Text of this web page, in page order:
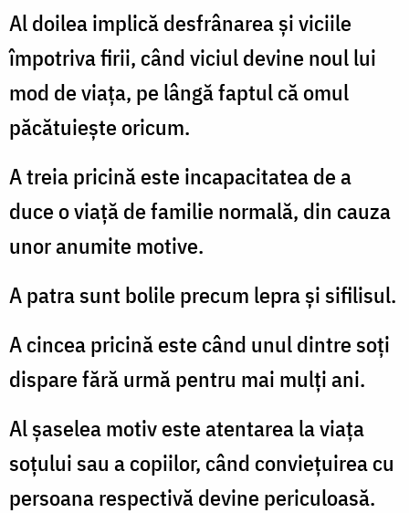
Al doilea implică desfrânarea şi viciile
împotriva firii, când viciul devine noul lui
mod de viaţa, pe lângă faptul că omul
păcătuieşte oricum.
A treia pricină este incapacitatea de a
duce o viaţă de familie normală, din cauza
unor anumite motive.
A patra sunt bolile precum lepra şi sifilisul.
A cincea pricină este când unul dintre soţi
dispare fără urmă pentru mai mulţi ani.
Al şaselea motiv este atentarea la viaţa
soţului sau a copiilor, când convieţuirea cu
persoana respectivă devine periculoasă.